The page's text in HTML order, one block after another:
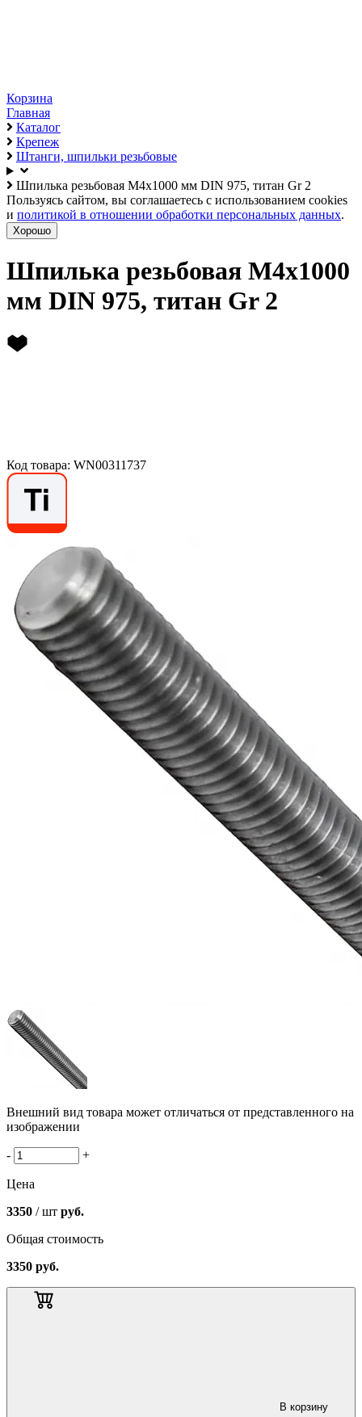
Корзина
Главная
Каталог
Крепеж
Штанги, шпильки резьбовые
Шпилька резьбовая М4х1000 мм DIN 975, титан Gr 2
Пользуясь сайтом, вы соглашаетесь с использованием cookies
и политикой в отношении обработки персональных данных.
Хорошо
Шпилька резьбовая М4х1000
мм DIN 975, титан Gr 2
Код товара: WN00311737
Внешний вид товара может отличаться от представленного на
изображении
- +
Цена
3350 / шт руб.
Общая стоимость
3350 руб.
В корзину